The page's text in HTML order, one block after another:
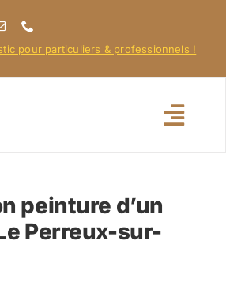
pour particuliers & professionnels !
peinture d’un
Perreux-sur-